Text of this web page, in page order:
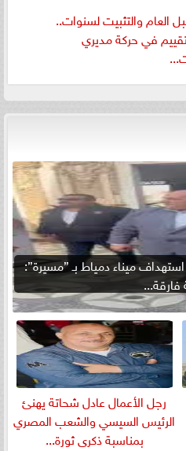
العام والتثبيت لسنوات..
في حركة مديري
ميناء دمياط بـ ”مسيرة”:
فارقة...
رجل الأعمال عادل شحاتة يهنئ
الرئيس السيسي والشعب المصري
بمناسبة ذكرى ثورة...